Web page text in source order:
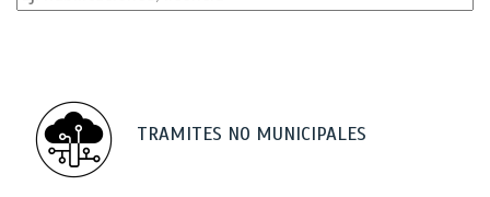
TRAMITES NO MUNICIPALES